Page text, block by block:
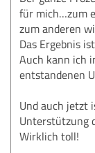
für mich…zum
zum anderen
Das Ergebnis
Auch kann ich
entstandenen
Und auch jetzt
Unterstützung
Wirklich toll!